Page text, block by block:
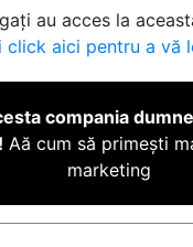
au acces la
click aici pentru a vă
compania
Aă cum să primești
marketing